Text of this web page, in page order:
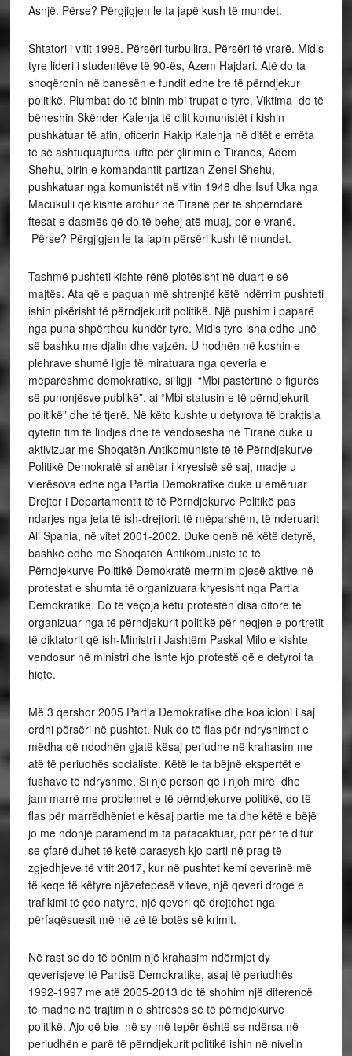
Asnjë. Përse? Përgjigjen le ta japë kush të mundet.
Shtatori i vitit 1998. Përsëri turbullira. Përsëri të vrarë. Midis
tyre lideri i studentëve të 90-ës, Azem Hajdari. Atë do ta
shoqëronin në banesën e fundit edhe tre të përndjekur
politikë. Plumbat do të binin mbi trupat e tyre. Viktima do të
bëheshin Skënder Kalenja të cilit komunistët i kishin
pushkatuar të atin, oficerin Rakip Kalenja në ditët e errëta
të së ashtuquajturës luftë për çlirimin e Tiranës, Adem
Shehu, birin e komandantit partizan Zenel Shehu,
pushkatuar nga komunistët në vitin 1948 dhe Isuf Uka nga
Macukulli që kishte ardhur në Tiranë për të shpërndarë
ftesat e dasmës që do të behej atë muaj, por e vranë.
Përse? Përgjigjen le ta japin përsëri kush të mundet.
Tashmë pushteti kishte rënë plotësisht në duart e së
majtës. Ata që e paguan më shtrenjtë këtë ndërrim pushteti
ishin pikërisht të përndjekurit politikë. Një pushim i paparë
nga puna shpërtheu kundër tyre. Midis tyre isha edhe unë
së bashku me djalin dhe vajzën. U hodhën në koshin e
plehrave shumë ligje të miratuara nga qeveria e
mëparëshme demokratike, si ligji “Mbi pastërtinë e figurës
së punonjësve publikë”, ai “Mbi statusin e të përndjekurit
politikë” dhe të tjerë. Në këto kushte u detyrova të braktisja
qytetin tim të lindjes dhe të vendosesha në Tiranë duke u
aktivizuar me Shoqatën Antikomuniste të të Përndjekurve
Politikë Demokratë si anëtar i kryesisë së saj, madje u
vlerësova edhe nga Partia Demokratike duke u emëruar
Drejtor i Departamentit të të Përndjekurve Politikë pas
ndarjes nga jeta të ish-drejtorit të mëparshëm, të nderuarit
Ali Spahia, në vitet 2001-2002. Duke qenë në këtë detyrë,
bashkë edhe me Shoqatën Antikomuniste të të
Përndjekurve Politikë Demokratë merrnim pjesë aktive në
protestat e shumta të organizuara kryesisht nga Partia
Demokratike. Do të veçoja këtu protestën disa ditore të
organizuar nga të përndjekurit politikë për heqjen e portretit
të diktatorit që ish-Ministri i Jashtëm Paskal Milo e kishte
vendosur në ministri dhe ishte kjo protestë që e detyroi ta
hiqte.
Më 3 qershor 2005 Partia Demokratike dhe koalicioni i saj
erdhi përsëri në pushtet. Nuk do të flas për ndryshimet e
mëdha që ndodhën gjatë kësaj periudhe në krahasim me
atë të periudhës socialiste. Këtë le ta bëjnë ekspertët e
fushave të ndryshme. Si një person që i njoh mirë dhe
jam marrë me problemet e të përndjekurve politikë, do të
flas për marrëdhëniet e kësaj partie me ta dhe këtë e bëjë
jo me ndonjë paramendim ta paracaktuar, por për të ditur
se çfarë duhet të ketë parasysh kjo parti në prag të
zgjedhjeve të vitit 2017, kur në pushtet kemi qeverinë më
të keqe të këtyre njëzetepesë viteve, një qeveri droge e
trafikimi të çdo natyre, një qeveri që drejtohet nga
përfaqësuesit më në zë të botës së krimit.
Në rast se do të bënim një krahasim ndërmjet dy
qeverisjeve të Partisë Demokratike, asaj të periudhës
1992-1997 me atë 2005-2013 do të shohim një diferencë
të madhe në trajtimin e shtresës së të përndjekurve
politikë. Ajo që bie në sy më tepër është se ndërsa në
periudhën e parë të përndjekurit politikë ishin në nivelin